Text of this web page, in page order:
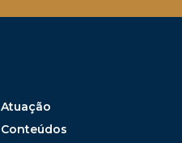
Atuação
Conteúdos